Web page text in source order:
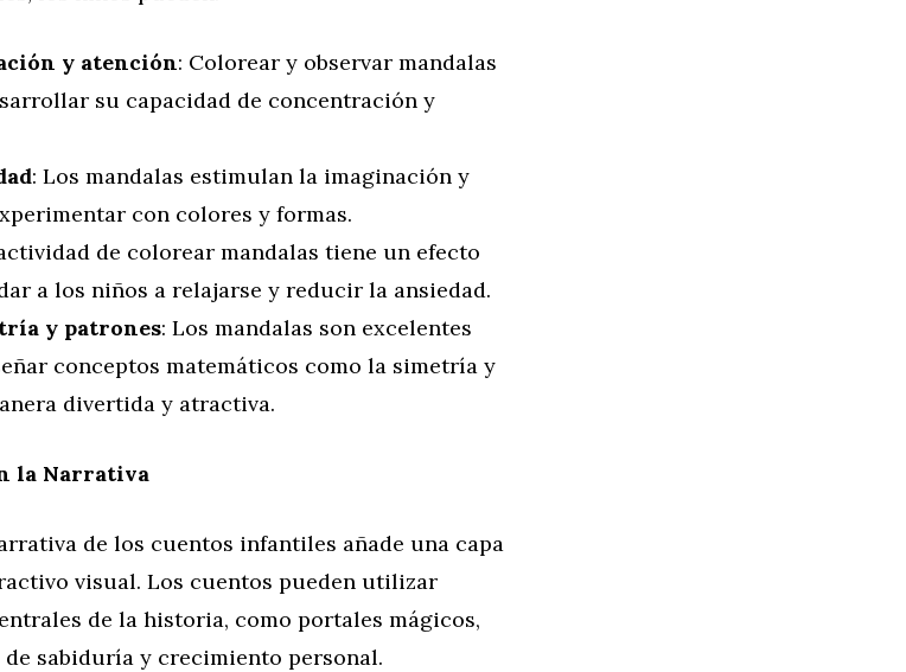
y atención: Colorear y observar mandalas
su capacidad de concentración y
: Los mandalas estimulan la imaginación y
con colores y formas.
de colorear mandalas tiene un efecto
a los niños a relajarse y reducir la ansiedad.
y patrones: Los mandalas son excelentes
conceptos matemáticos como la simetría y
divertida y atractiva.
la Narrativa
de los cuentos infantiles añade una capa
visual. Los cuentos pueden utilizar
de la historia, como portales mágicos,
sabiduría y crecimiento personal.